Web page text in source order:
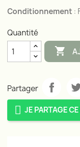
Conditionnement :
Quantité

Partager
JE PARTAGE